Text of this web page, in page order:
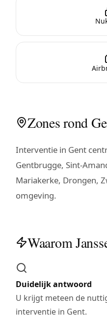
Zones rond
Interventie in Gent
Gentbrugge, Sint-
Mariakerke, Drongen,
omgeving.
Waarom
Duidelijk antwoord
U krijgt meteen de
interventie in Gent.